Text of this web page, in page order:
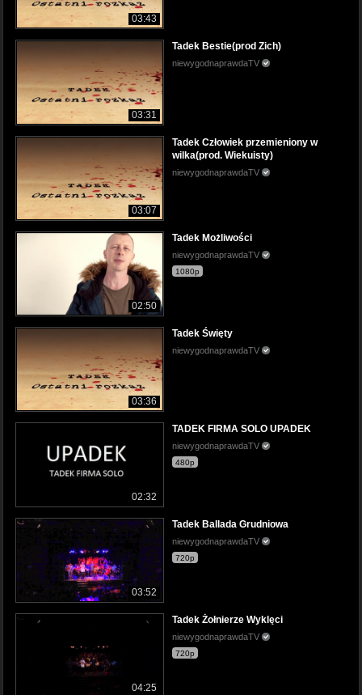
03:43
03:31
Tadek Bestie(prod Zich)
niewygodnaprawdaTV
03:07
Tadek Człowiek przemieniony w
wilka(prod. Wiekuisty)
niewygodnaprawdaTV
02:50
Tadek Możliwości
niewygodnaprawdaTV
1080p
03:36
Tadek Święty
niewygodnaprawdaTV
02:32
TADEK FIRMA SOLO UPADEK
niewygodnaprawdaTV
480p
03:52
Tadek Ballada Grudniowa
niewygodnaprawdaTV
720p
04:25
Tadek Żołnierze Wyklęci
niewygodnaprawdaTV
720p